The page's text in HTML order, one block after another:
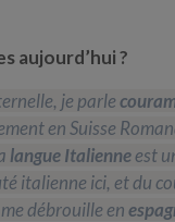
aujourd’hui ?
je parle
en Suisse
langue Italienneest
italienne ici, et du
débrouille en